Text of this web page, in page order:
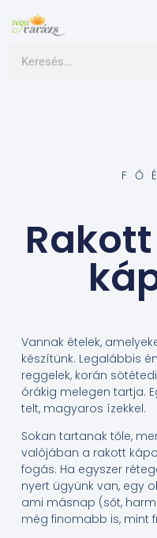
Vannak ételek,
készítünk. Legalábbis
reggelek, korán
órákig melegen tartja.
telt, magyaros ízekkel.
Sokan tartanak tőle,
valójában a rakott
fogás. Ha egyszer
nyert ügyünk van, egy
ami másnap (sőt,
még finomabb is, mint